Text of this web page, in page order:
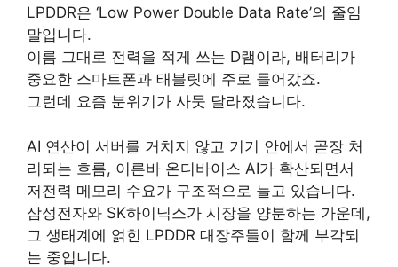
LPDDR은 ‘Low Power Double Data Rate’의 줄임
말입니다.
이름 그대로 전력을 적게 쓰는 D램이라, 배터리가
중요한 스마트폰과 태블릿에 주로 들어갔죠.
그런데 요즘 분위기가 사뭇 달라졌습니다.
AI 연산이 서버를 거치지 않고 기기 안에서 곧장 처
리되는 흐름, 이른바 온디바이스 AI가 확산되면서
저전력 메모리 수요가 구조적으로 늘고 있습니다.
삼성전자와 SK하이닉스가 시장을 양분하는 가운데,
그 생태계에 얽힌 LPDDR 대장주들이 함께 부각되
는 중입니다.